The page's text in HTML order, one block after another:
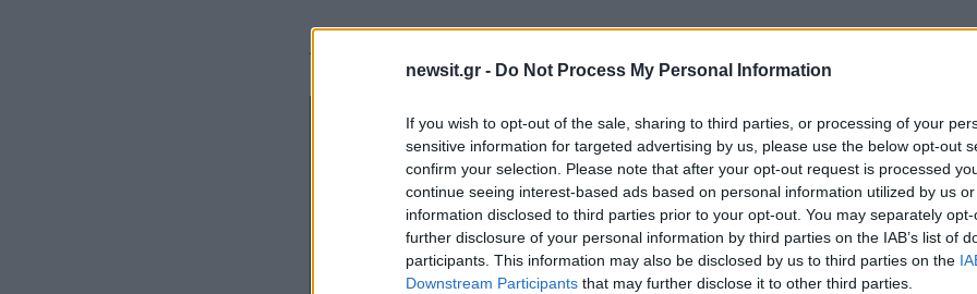
newsit.gr - Do Not Process My Personal Information
If you wish to opt-out of the sale, sharing to third parties, or processing of your
sensitive information for targeted advertising by us, please use the below opt-out
confirm your selection. Please note that after your opt-out request is processed
continue seeing interest-based ads based on personal information utilized by us
information disclosed to third parties prior to your opt-out. You may separately
further disclosure of your personal information by third parties on the IAB’s list of
participants. This information may also be disclosed by us to third parties on the
Downstream Participants that may further disclose it to other third parties.
Δείτε live την ομιλία του στην Ολομέλεια της Βουλής: